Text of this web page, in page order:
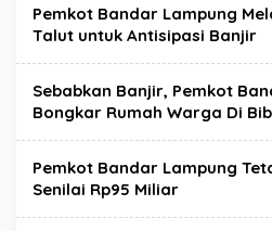
Pemkot Bandar Lampung
Talut untuk Antisipasi Banjir
Sebabkan Banjir, Pemkot
Bongkar Rumah Warga Di
Pemkot Bandar Lampung
Senilai Rp95 Miliar